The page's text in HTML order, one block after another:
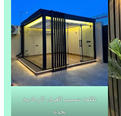
تكلفة تصميم الغرف الزجاجية
بجدة